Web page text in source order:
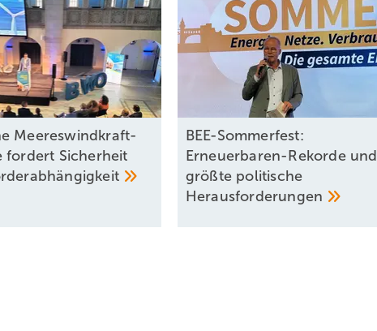
Meereswindkraft-
fordert Sicherheit
BEE-Sommerfest:
Erneuerbaren-Rekorde und
größte politische
Herausforderungen